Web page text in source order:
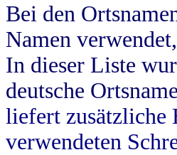
Bei den
Namen
In dieser Liste
deutsche
liefert zusätzliche
verwendeten